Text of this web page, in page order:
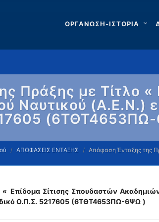
ΟΡΓΑΝΩΣΗ-ΙΣΤΟΡΙΑ
Πράξης με Τίτλο «
Ναυτικού (Α.Ε.Ν.)
ΑΠΟΦΑΣΕΙΣ ΕΝΤΑΞΗΣ Απόφαση Ένταξης της
« Επίδομα Σίτισης Σπουδαστών
Ο.Π.Σ. 5217605 (6ΤΘΤ4653ΠΩ-6ΨΩ )